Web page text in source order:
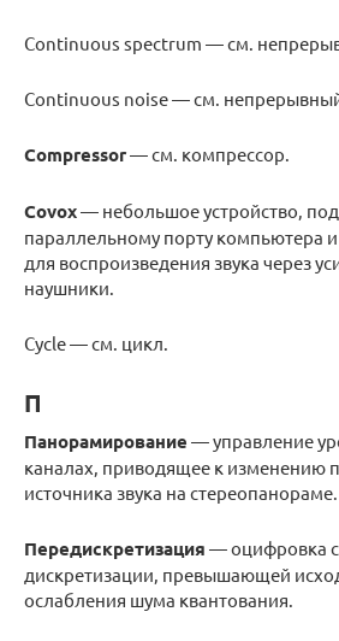
Сontinuous spectrum — см.
Сontinuous noise — см.
Compressor— см. компрессор.
Covox— небольшое устройство,
параллельному порту компьютера
для воспроизведения звука через
наушники.
Cycle — см. цикл.
П
Панорамирование — управление
каналах, приводящее к изменению
источника звука на стереопанораме.
Передискретизация — оцифровка
дискретизации, превышающей
ослабления шума квантования.